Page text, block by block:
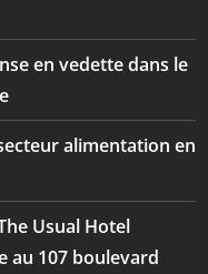
en vedette dans le
alimentation en
Usual Hotel
au 107 boulevard